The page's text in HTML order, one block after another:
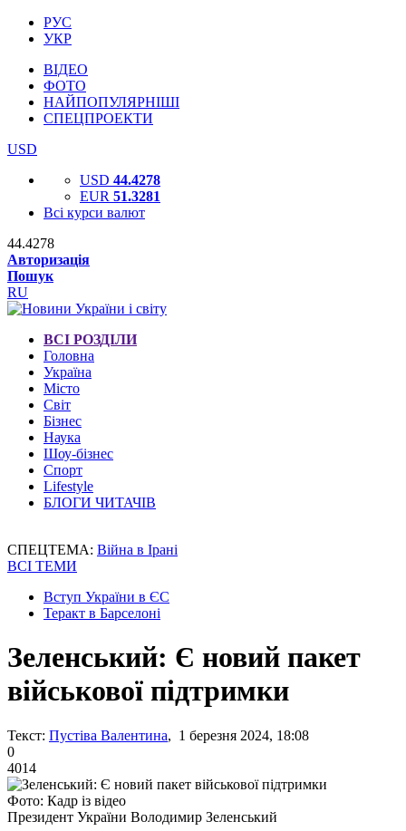
РУС
УКР
ВІДЕО
ФОТО
НАЙПОПУЛЯРНІШІ
СПЕЦПРОЕКТИ
USD
USD 44.4278
EUR 51.3281
Всі курси валют
44.4278
Авторизація
Пошук
RU
ВСІ РОЗДІЛИ
Головна
Україна
Місто
Світ
Бізнес
Наука
Шоу-бізнес
Спорт
Lifestyle
БЛОГИ ЧИТАЧІВ
СПЕЦТЕМА: Війна в Ірані
ВСІ ТЕМИ
Вступ України в ЄС
Теракт в Барселоні
Зеленський: Є новий пакет
військової підтримки
Текст: Пустіва Валентина, 1 березня 2024, 18:08
0
4014
Фото: Кадр із відео
Президент України Володимир Зеленський